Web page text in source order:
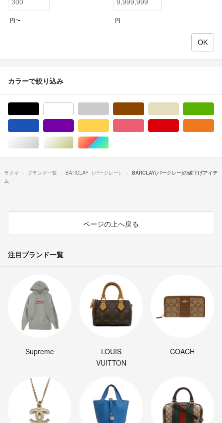
円〜 円
カラーで絞り込み
シルバー/銀色系ゴールド/金色系マルチカラー
ラクマ ブランド一覧 BARCLAY（バークレー）
BARCLAY(バークレー)の値下げアイテ
ム
ページの上へ戻る
注目ブランド一覧
Supreme
LOUIS
VUITTON
COACH